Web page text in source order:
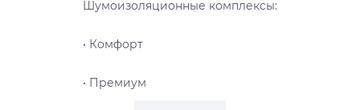
Шумоизоляционные комплексы:
• Комфорт
• Премиум